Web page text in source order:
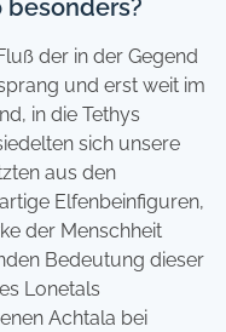
besonders?
der in der Gegend
und erst weit im
in die Tethys
sich unsere
aus den
Elfenbeinfiguren,
der Menschheit
Bedeutung dieser
Lonetals
Achtala bei